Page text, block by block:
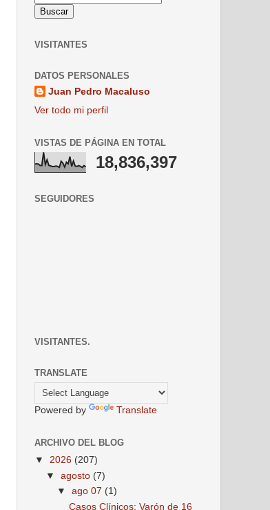
VISITANTES
DATOS PERSONALES
Juan Pedro Macaluso
Ver todo mi perfil
VISTAS DE PÁGINA EN TOTAL
18,836,397
SEGUIDORES
VISITANTES.
TRANSLATE
Powered by Translate
ARCHIVO DEL BLOG
▼ 2026 (207)
▼agosto (7)
▼ago 07 (1)
Casos Clínicos: Varón de 16